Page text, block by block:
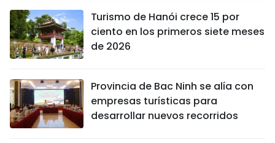
Turismo de Hanói crece 15 por
ciento en los primeros siete meses
de 2026
Provincia de Bac Ninh se alía con
empresas turísticas para
desarrollar nuevos recorridos